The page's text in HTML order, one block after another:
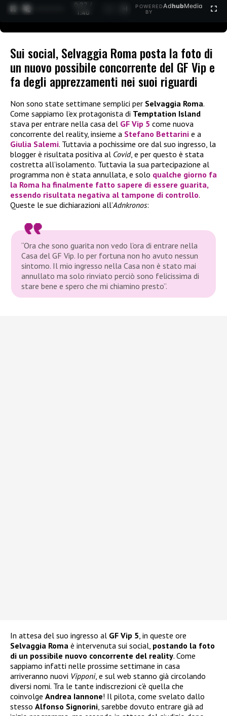
0:27 /
1:40
POWERED
BY
AdhubMedia
Sui social, Selvaggia Roma posta la foto di
un nuovo possibile concorrente del GF Vip e
fa degli apprezzamenti nei suoi riguardi
Non sono state settimane semplici per Selvaggia Roma.
Come sappiamo l’ex protagonista di Temptation Island
stava per entrare nella casa del GF Vip 5 come nuova
concorrente del reality, insieme a Stefano Bettarini e a
Giulia Salemi. Tuttavia a pochissime ore dal suo ingresso, la
blogger è risultata positiva al Covid, e per questo è stata
costretta all’isolamento. Tuttavia la sua partecipazione al
programma non è stata annullata, e solo qualche giorno fa
la Roma ha finalmente fatto sapere di essere guarita,
essendo risultata negativa al tampone di controllo.
Queste le sue dichiarazioni all’Adnkronos:
“Ora che sono guarita non vedo l’ora di entrare nella
Casa del GF Vip. Io per fortuna non ho avuto nessun
sintomo. Il mio ingresso nella Casa non è stato mai
annullato ma solo rinviato perciò sono felicissima di
stare bene e spero che mi chiamino presto”.
In attesa del suo ingresso al GF Vip 5 , in queste ore
Selvaggia Roma è intervenuta sui social, postando la foto
di un possibile nuovo concorrente del reality. Come
sappiamo infatti nelle prossime settimane in casa
arriveranno nuovi Vipponi, e sul web stanno già circolando
diversi nomi. Tra le tante indiscrezioni c’è quella che
coinvolge Andrea Iannone! Il pilota, come svelato dallo
stesso Alfonso Signorini , sarebbe dovuto entrare già ad